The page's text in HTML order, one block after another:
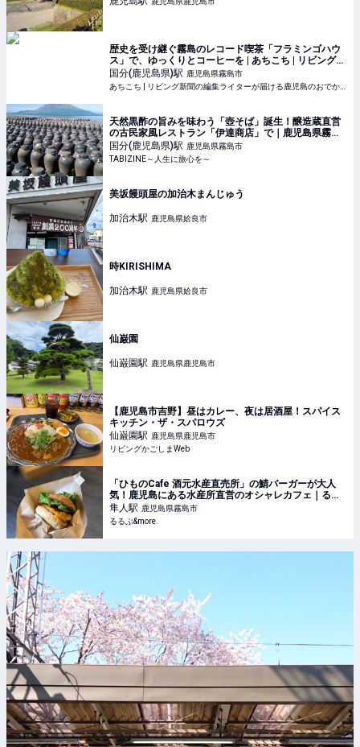
歴史を受け継ぐ霧島のレコード喫茶「フラミンゴハウ
ス」で、ゆっくりとコーヒーを | あちこち | リビング新
聞の編集ライターが届ける鹿児島のおでかけ情報
国分(鹿児島県)駅 鹿児島県霧島市
天然黒酢の旨みを味わう「壺そば」誕生！醸造蔵直営
の古民家風レストラン「伊達商店」で｜鹿児島県霧島
市 | TABIZINE～人生に旅心を～
国分(鹿児島県)駅 鹿児島県霧島市
TABIZINE～人生に旅心を～
美坂饅頭屋の加治木まんじゅう
加治木駅 鹿児島県姶良市
時KIRISHIMA
加治木駅 鹿児島県姶良市
仙巌園
仙巌園駅 鹿児島県鹿児島市
【鹿児島市吉野】昼はカレー、夜は居酒屋！スパイス
キッチン・ザ・スパロウズ
仙巌園駅 鹿児島県鹿児島市
リビングかごしまWeb
「ひものCafe 酒元水産直売所」の鯖バーガーが大人
気！鹿児島にある水産所直営のオシャレカフェ｜るる
ぶ&more.
隼人駅 鹿児島県霧島市
るるぶ&more.